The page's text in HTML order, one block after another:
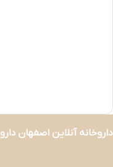
داروخانه آنلاین اصفهان دارو